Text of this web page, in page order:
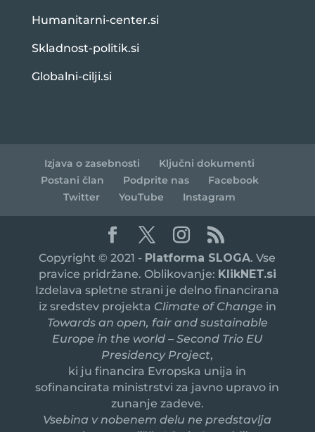
Humanitarni-center.si
Skladnost-politik.si
Globalni-cilji.si
Izjava o zasebnosti
Ključni dokumenti
Postani član
Podprite nas
Facebook
Twitter
YouTube Instagram
Copyright © 2021 - Platforma SLOGA. Vse
pravice pridržane. Oblikovanje: KlikNET.si
Izdelava spletne strani je delno financirana
iz sredstev projekta Climate of Change in
Towards an open, fair and sustainable
Europe in the world – Second Trio EU
Presidency Project,
ki ju financira Evropska unija in
sofinancirata ministrstvi za javno upravo in
zunanje zadeve.
Vsebina v nobenem delu ne predstavlja